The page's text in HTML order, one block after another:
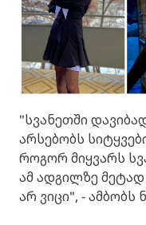
"სვანეთში
არსებობს
როგორ მიყვარს
ამ ადგილზე მეტად
არ ვიცი", - ამბობს